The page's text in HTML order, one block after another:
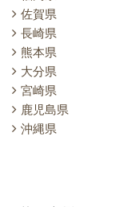
佐賀県
長崎県
熊本県
大分県
宮崎県
鹿児島県
沖縄県